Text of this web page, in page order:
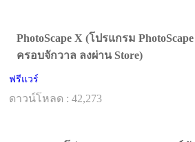
PhotoScape X (โปรแกรม
ครอบจักวาล ลงผ่าน Store)
ฟรีแวร์
ดาวน์โหลด : 42,273